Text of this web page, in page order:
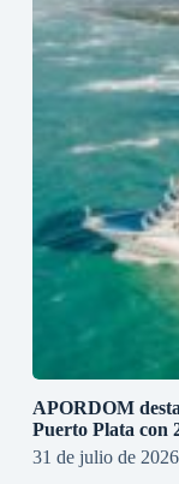
APORDOM
Puerto Plata con
31 de julio de 2026